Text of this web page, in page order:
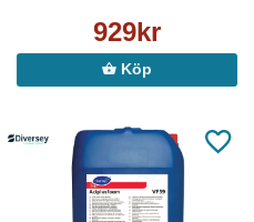
929kr
Köp